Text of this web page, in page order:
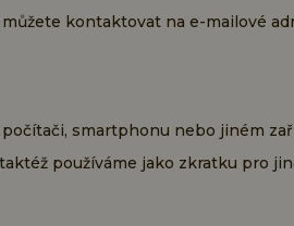
kontaktovat na e-mailové
počítači, smartphonu nebo jiném
používáme jako zkratku pro